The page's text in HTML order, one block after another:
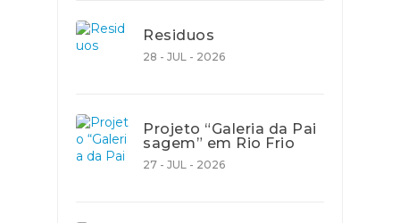
Residuos
28 - JUL - 2026
Projeto “Galeria da Pai
sagem” em Rio Frio
27 - JUL - 2026